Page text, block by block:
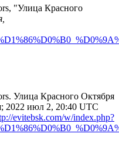
"Улица Красного
Улица Красного Октября
2022 июл 2, 20:40 UTC
evitebsk.com/w/index.php?